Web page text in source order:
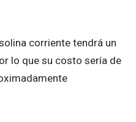
corriente tendrá un
lo que su costo sería de